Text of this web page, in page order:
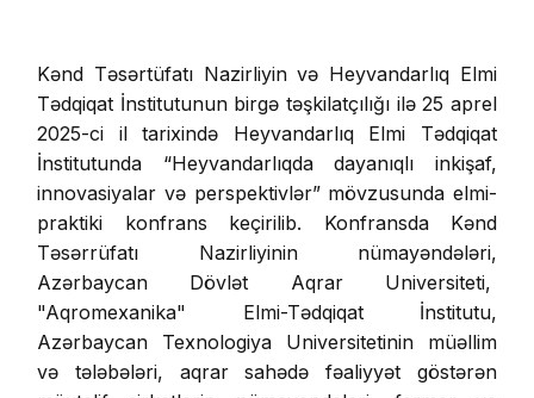
Kənd Təsərtüfatı Nazirliyin və Heyvandarlıq Elmi
Tədqiqat İnstitutunun birgə təşkilatçılığı ilə 25 aprel
2025-ci il tarixində Heyvandarlıq Elmi Tədqiqat
İnstitutunda “Heyvandarlıqda dayanıqlı inkişaf,
innovasiyalar və perspektivlər” mövzusunda elmi-
praktiki konfrans keçirilib. Konfransda Kənd
Təsərrüfatı Nazirliyinin nümayəndələri,
Azərbaycan Dövlət Aqrar Universiteti,
"Aqromexanika" Elmi-Tədqiqat İnstitutu,
Azərbaycan Texnologiya Universitetinin müəllim
və tələbələri, aqrar sahədə fəaliyyət göstərən